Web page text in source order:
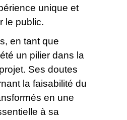
unique et
le public.
en tant que
un pilier dans la
Ses doutes
la faisabilité du
en une
à sa